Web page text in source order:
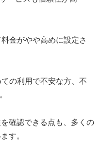
金がやや高めに設定さ
の利用で不安な方、不
を確認できる点も、多くの
す。